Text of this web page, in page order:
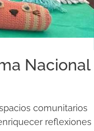
Nacional
comunitarios
reflexiones